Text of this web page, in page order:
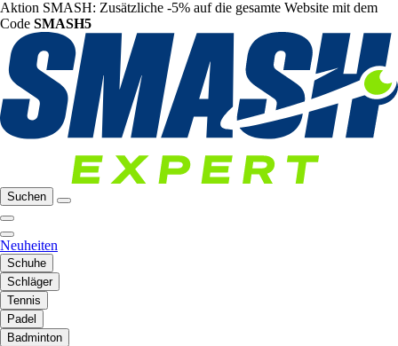
Aktion SMASH: Zusätzliche -5% auf die gesamte Website mit dem
Code SMASH5
Suchen
Neuheiten
Schuhe
Schläger
Tennis
Padel
Badminton